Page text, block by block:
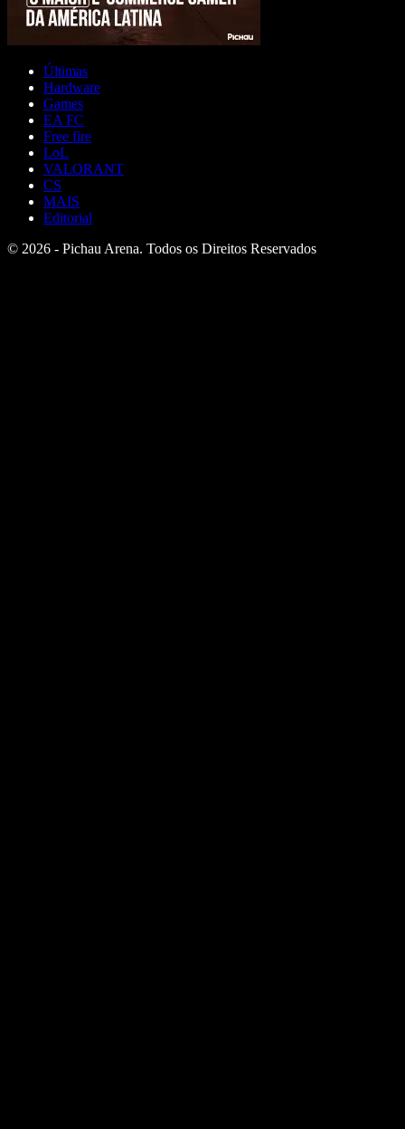
Últimas
Hardware
Games
EA FC
Free fire
LoL
VALORANT
CS
MAIS
Editorial
© 2026 - Pichau Arena. Todos os Direitos Reservados